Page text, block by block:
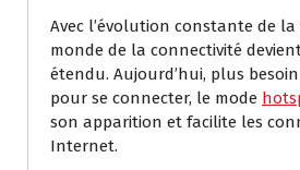
Avec l’évolution constante de
monde de la connectivité
étendu. Aujourd’hui, plus
pour se connecter, le mode
son apparition et facilite les
Internet.